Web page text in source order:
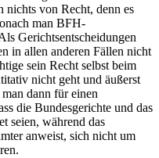
nichts von Recht, denn es
man BFH-
Gerichtsentscheidungen
in allen anderen Fällen nicht
sein Recht selbst beim
nicht geht und äußerst
dann für einen
die Bundesgerichte und das
seien, während das
anweist, sich nicht um